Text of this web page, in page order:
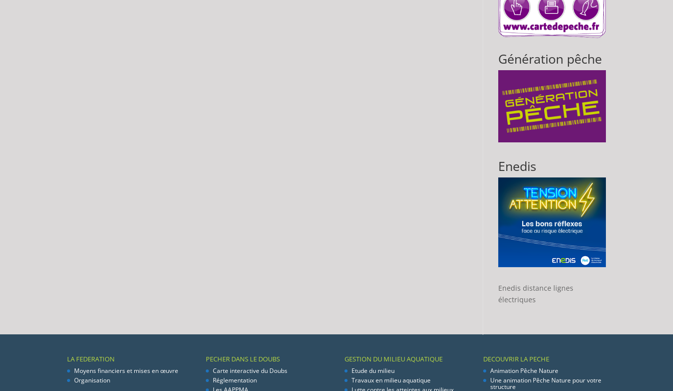
Génération pêche
Enedis
Enedis distance lignes
électriques
LA FEDERATION
Moyens financiers et mises en œuvre
Organisation
PECHER DANS LE DOUBS
Carte interactive du Doubs
Réglementation
GESTION DU MILIEU AQUATIQUE
Etude du milieu
Travaux en milieu aquatique
DECOUVRIR LA PECHE
Animation Pêche Nature
Une animation Pêche Nature pour votre
structure